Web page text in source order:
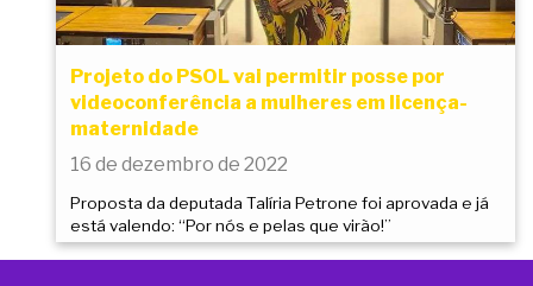
Projeto do PSOL vai permitir posse por
videoconferência a mulheres em licença-
maternidade
16 de dezembro de 2022
Proposta da deputada Talíria Petrone foi aprovada e já
está valendo: “Por nós e pelas que virão!”